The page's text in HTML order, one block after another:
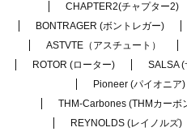
CHAPTER2(チャプター2)
BONTRAGER (ボントレガー)
ASTVTE（アスチュート）
ROTOR (ローター)
SALSA
Pioneer (パイオニア)
THM-Carbones (THMカーボ
REYNOLDS (レイノルズ)